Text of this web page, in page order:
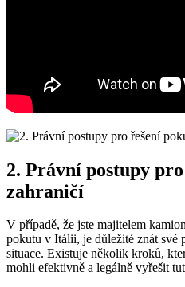
2. Právní postupy
zahraničí
V případě, že jste majitelem
pokutu v Itálii, je důležité znát své
situace. Existuje několik kroků,
mohli efektivně a legálně vyřešit